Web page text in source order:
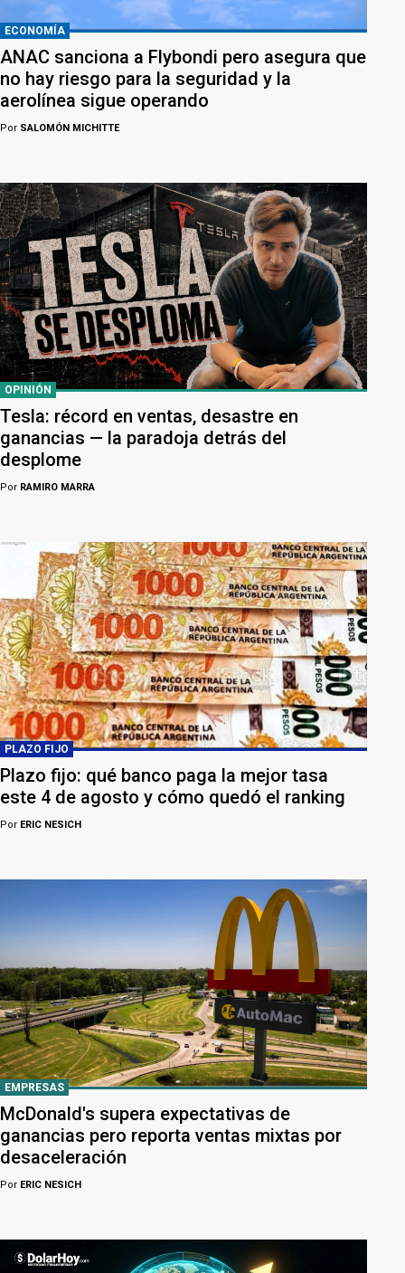
ECONOMÍA
ANAC sanciona a Flybondi pero asegura que
no hay riesgo para la seguridad y la
aerolínea sigue operando
Por SALOMÓN MICHITTE
OPINIÓN
Tesla: récord en ventas, desastre en
ganancias — la paradoja detrás del
desplome
Por RAMIRO MARRA
PLAZO FIJO
Plazo fijo: qué banco paga la mejor tasa
este 4 de agosto y cómo quedó el ranking
Por ERIC NESICH
EMPRESAS
McDonald's supera expectativas de
ganancias pero reporta ventas mixtas por
desaceleración
Por ERIC NESICH